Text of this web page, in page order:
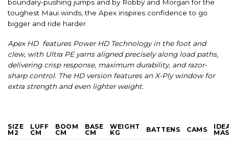
boundary-pushing jumps and by Robby and Morgan for the
toughest Maui winds, the Apex inspires confidence to go
bigger and ride harder.
Apex HD features Power HD Technology in the foot and
clew, with Ultra PE yarns aligned precisely along load paths,
delivering crisp response, maximum durability, and razor-
sharp control. The HD version features an X-Ply window for
extra strength and even lighter weight.
SIZE
M2
LUFF
CM
BOOM
CM
BASE
CM
WEIGHT
KG
BATTENS CAMS